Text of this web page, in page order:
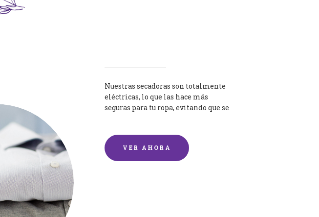
Nuestras secadoras son totalmente
eléctricas, lo que las hace más
seguras para tu ropa, evitando que se
VER AHORA